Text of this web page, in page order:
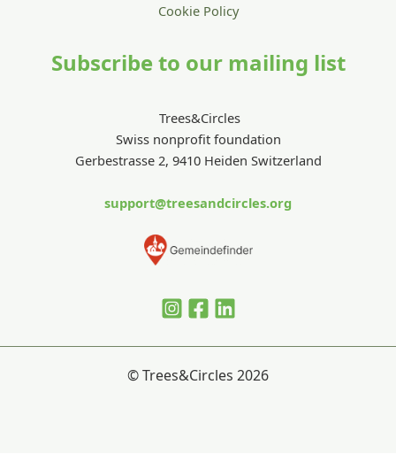
Cookie Policy
Subscribe to our mailing list
Trees&Circles
Swiss nonprofit foundation
Gerbestrasse 2, 9410 Heiden Switzerland
support@treesandcircles.org
© Trees&Circles 2026